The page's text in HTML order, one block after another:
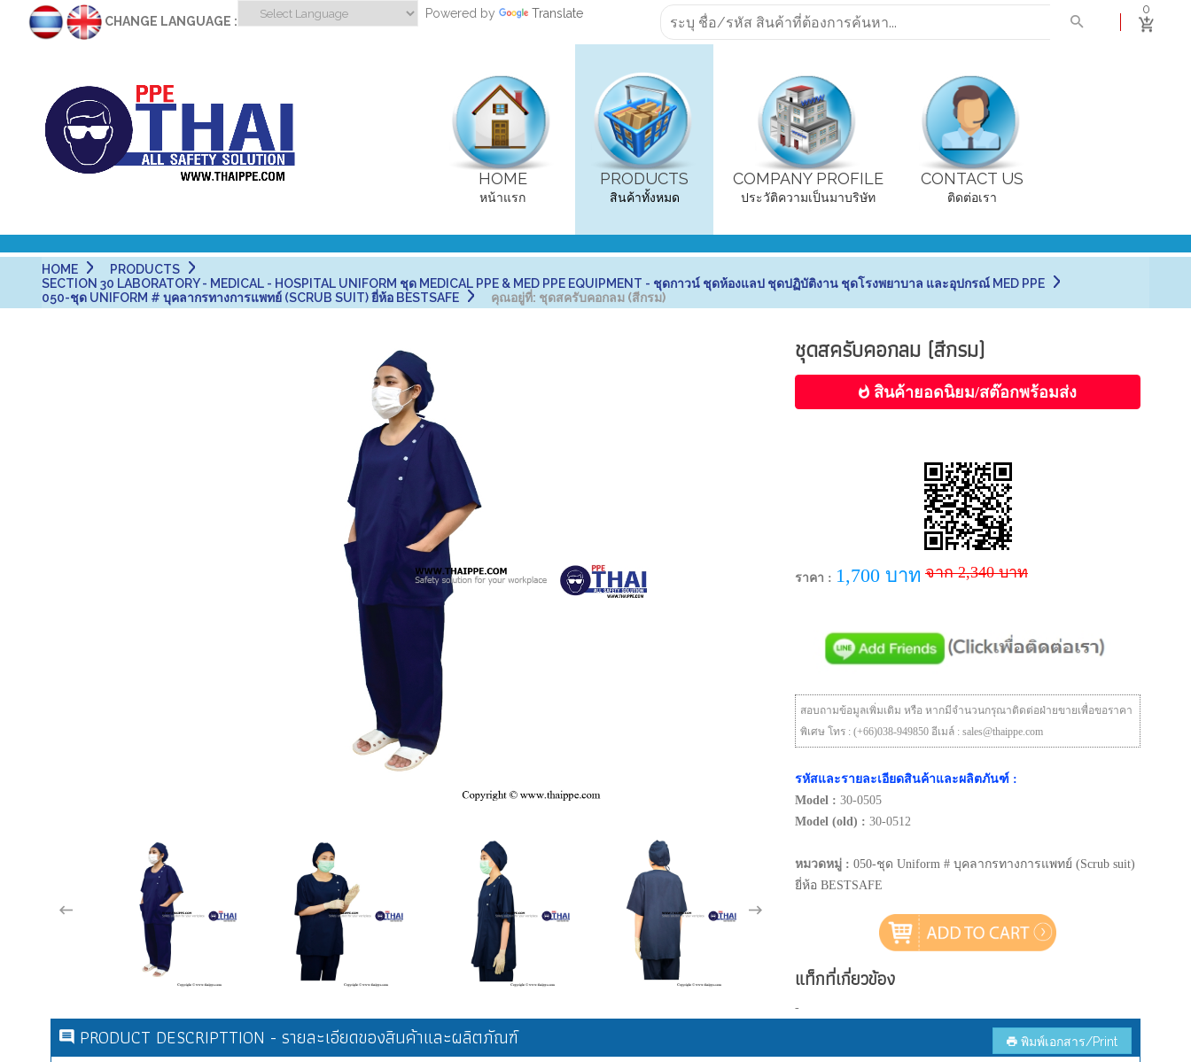
CHANGE LANGUAGE :
Powered by Translate 0
HOME
หน้าแรก
PRODUCTS
สินค้าทั้งหมด
COMPANY PROFILE
ประวัติความเป็นมาบริษัท
CONTACT US
ติดต่อเรา
HOME
PRODUCTS
SECTION 30 LABORATORY - MEDICAL - HOSPITAL UNIFORM ชุด MEDICAL PPE & MED PPE EQUIPMENT - ชุดกาวน์ ชุดห้องแลป ชุดปฏิบัติงาน ชุดโรงพยาบาล และอุปกรณ์ MED PPE
050-ชุด UNIFORM # บุคลากรทางการแพทย์ (SCRUB SUIT) ยี่ห้อ BESTSAFE
คุณอยู่ที่: ชุดสครับคอกลม (สีกรม)
ชุดสครับคอกลม (สีกรม)
สินค้ายอดนิยม/สต๊อกพร้อมส่ง
ราคา : 1,700 บาท จาก 2,340 บาท
สอบถามข้อมูลเพิ่มเติม หรือ หากมีจำนวนกรุณาติดต่อฝ่ายขายเพื่อขอราคา
พิเศษ โทร : (+66)038-949850 อีเมล์ : sales@thaippe.com
รหัสและรายละเอียดสินค้าและผลิตภันฑ์ :
Model : 30-0505
Model (old) : 30-0512
หมวดหมู่ : 050-ชุด Uniform # บุคลากรทางการแพทย์ (Scrub suit)
ยี่ห้อ BESTSAFE
แท็กที่เกี่ยวข้อง
-
PRODUCT DESCRIPTTION - รายละเอียดของสินค้าและผลิตภัณฑ์ พิมพ์เอกสาร/Print